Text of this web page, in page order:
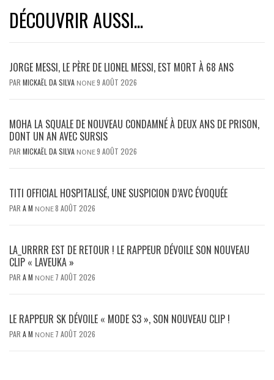
DÉCOUVRIR AUSSI...
JORGE MESSI, LE PÈRE DE LIONEL MESSI, EST MORT À 68 ANS
PAR MICKAËL DA SILVA NONE9 AOÛT 2026
MOHA LA SQUALE DE NOUVEAU CONDAMNÉ À DEUX ANS DE PRISON,
DONT UN AN AVEC SURSIS
PAR MICKAËL DA SILVA NONE9 AOÛT 2026
TITI OFFICIAL HOSPITALISÉ, UNE SUSPICION D’AVC ÉVOQUÉE
PAR A M NONE8 AOÛT 2026
LA_URRRR EST DE RETOUR ! LE RAPPEUR DÉVOILE SON NOUVEAU
CLIP « LAVEUKA »
PAR A M NONE 7 AOÛT 2026
LE RAPPEUR SK DÉVOILE « MODE S3 », SON NOUVEAU CLIP !
PAR A M NONE 7 AOÛT 2026